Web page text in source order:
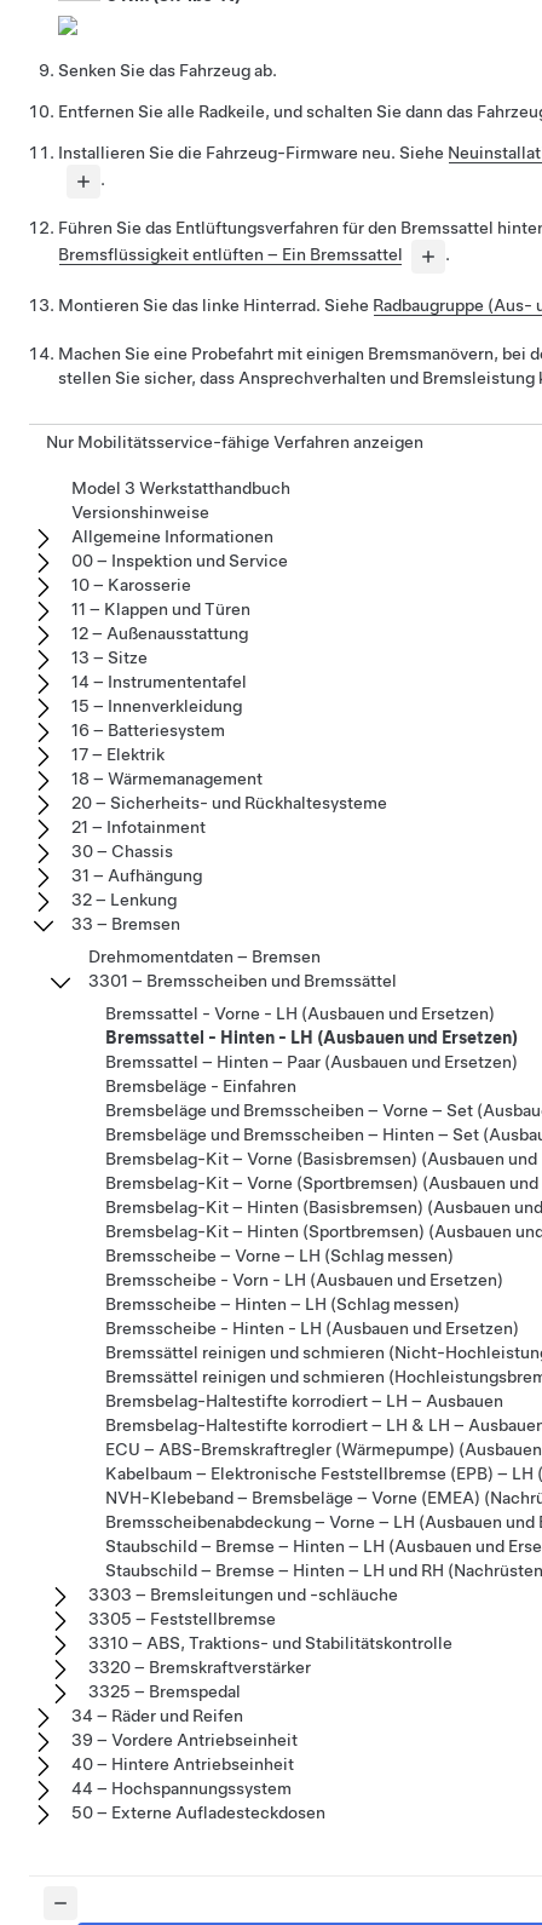
Senken Sie das Fahrzeug ab.
Entfernen Sie alle Radkeile, und schalten Sie dann das
Installieren Sie die Fahrzeug-Firmware neu. Siehe
.
Führen Sie das Entlüftungsverfahren für den Bremssattel
Bremsflüssigkeit entlüften – Ein Bremssattel
.
Montieren Sie das linke Hinterrad. Siehe Radbaugruppe (Aus-
Machen Sie eine Probefahrt mit einigen Bremsmanövern, bei
stellen Sie sicher, dass Ansprechverhalten und Bremsleistung
Nur Mobilitätsservice-fähige Verfahren anzeigen
Model 3 Werkstatthandbuch
Versionshinweise
Allgemeine Informationen
00 – Inspektion und Service
10 – Karosserie
11 – Klappen und Türen
12 – Außenausstattung
13 – Sitze
14 – Instrumententafel
15 – Innenverkleidung
16 – Batteriesystem
17 – Elektrik
18 – Wärmemanagement
20 – Sicherheits- und Rückhaltesysteme
21 – Infotainment
30 – Chassis
31 – Aufhängung
32 – Lenkung
33 – Bremsen
Drehmomentdaten – Bremsen
3301 – Bremsscheiben und Bremssättel
Bremssattel - Vorne - LH (Ausbauen und Ersetzen)
Bremssattel - Hinten - LH (Ausbauen und Ersetzen)
Bremssattel – Hinten – Paar (Ausbauen und Ersetzen)
Bremsbeläge - Einfahren
Bremsbeläge und Bremsscheiben – Vorne – Set
Bremsbeläge und Bremsscheiben – Hinten – Set
Bremsbelag-Kit – Vorne (Basisbremsen) (Ausbauen und
Bremsbelag-Kit – Vorne (Sportbremsen) (Ausbauen und
Bremsbelag-Kit – Hinten (Basisbremsen) (Ausbauen
Bremsbelag-Kit – Hinten (Sportbremsen) (Ausbauen
Bremsscheibe – Vorne – LH (Schlag messen)
Bremsscheibe - Vorn - LH (Ausbauen und Ersetzen)
Bremsscheibe – Hinten – LH (Schlag messen)
Bremsscheibe - Hinten - LH (Ausbauen und Ersetzen)
Bremssättel reinigen und schmieren (Nicht-
Bremssättel reinigen und schmieren
Bremsbelag-Haltestifte korrodiert – LH – Ausbauen
Bremsbelag-Haltestifte korrodiert – LH & LH –
ECU – ABS-Bremskraftregler (Wärmepumpe)
Kabelbaum – Elektronische Feststellbremse (EPB) – LH
NVH-Klebeband – Bremsbeläge – Vorne (EMEA)
Bremsscheibenabdeckung – Vorne – LH (Ausbauen und
Staubschild – Bremse – Hinten – LH (Ausbauen und
Staubschild – Bremse – Hinten – LH und RH
3303 – Bremsleitungen und -schläuche
3305 – Feststellbremse
3310 – ABS, Traktions- und Stabilitätskontrolle
3320 – Bremskraftverstärker
3325 – Bremspedal
34 – Räder und Reifen
39 – Vordere Antriebseinheit
40 – Hintere Antriebseinheit
44 – Hochspannungssystem
50 – Externe Aufladesteckdosen